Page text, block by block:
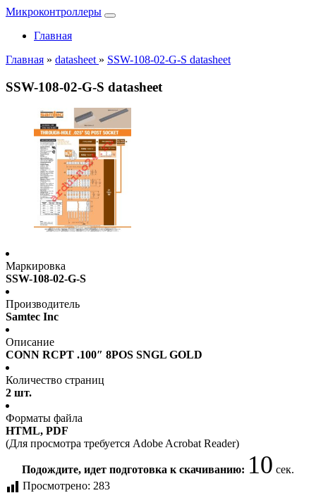
Микроконтроллеры
Главная
Главная » datasheet » SSW-108-02-G-S datasheet
SSW-108-02-G-S datasheet
Маркировка
SSW-108-02-G-S
Производитель
Samtec Inc
Описание
CONN RCPT .100″ 8POS SNGL GOLD
Количество страниц
2 шт.
Форматы файла
HTML, PDF
(Для просмотра требуется Adobe Acrobat Reader)
Подождите, идет подготовка к скачиванию: 10 сек.
Просмотрено: 283